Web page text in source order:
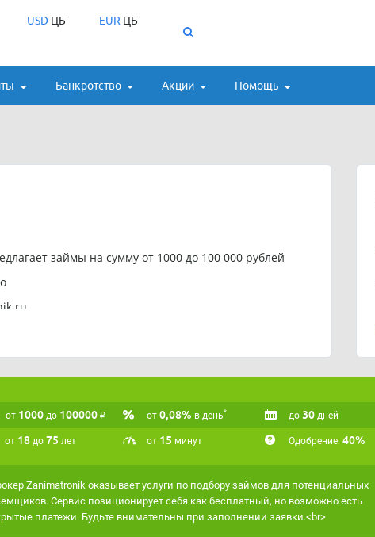
USDЦБ EUR ЦБ
Банкротство Акции Помощь
займы на сумму от 1000 до 100 000 рублей
бесплатный, однако обращаем ваше внимание, что
точно подходить под ваши критерии,
от 1000 до 100000 ₽ от 0,08% в день* до 30 дней
от 18 до 75 лет от 15 минут Одобрение: 40%
Zanimatronik оказывает услуги по подбору займов для потенциальных
Сервис позиционирует себя как бесплатный, но возможно есть
платежи. Будьте внимательны при заполнении заявки.<br>